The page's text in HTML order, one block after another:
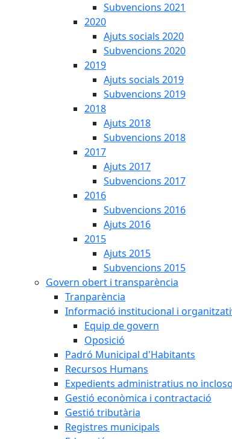
Subvencions 2021
2020
Ajuts socials 2020
Subvencions 2020
2019
Ajuts socials 2019
Subvencions 2019
2018
Ajuts 2018
Subvencions 2018
2017
Ajuts 2017
Subvencions 2017
2016
Subvencions 2016
Ajuts 2016
2015
Ajuts 2015
Subvencions 2015
Govern obert i transparència
Tranparència
Informació institucional i
Equip de govern
Oposició
Padró Municipal d'Habitants
Recursos Humans
Expedients administratius no
Gestió econòmica i contractació
Gestió tributària
Registres municipals